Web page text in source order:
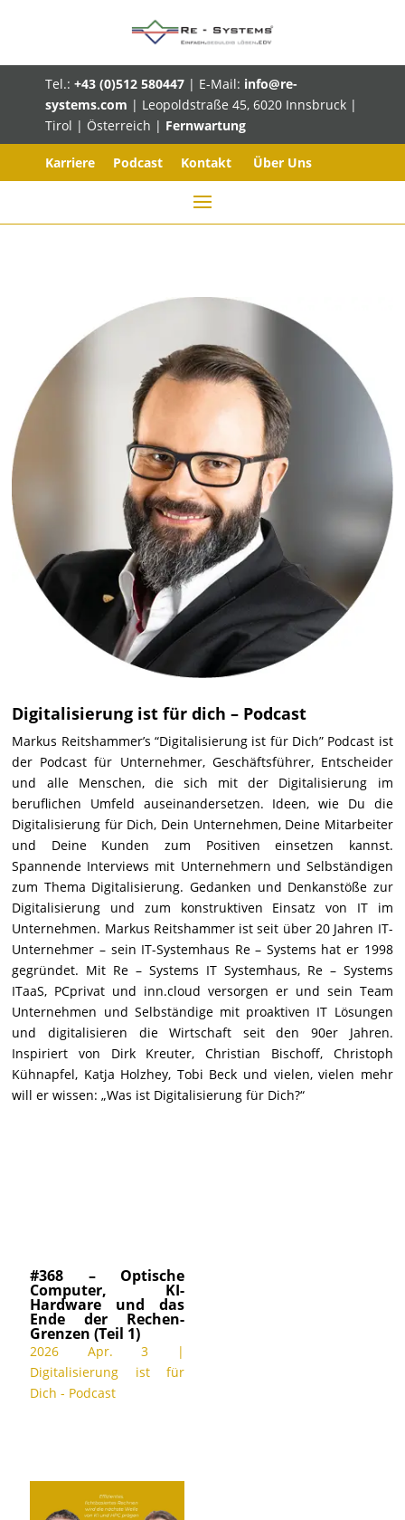
Tel.: +43 (0)512 580447 | E-Mail: info@re-
systems.com | Leopoldstraße 45, 6020 Innsbruck |
Tirol | Österreich | Fernwartung
Karriere Podcast Kontakt Über Uns
Digitalisierung ist für dich – Podcast
Markus Reitshammer’s “Digitalisierung ist für Dich” Podcast ist
der Podcast für Unternehmer, Geschäftsführer, Entscheider
und alle Menschen, die sich mit der Digitalisierung im
beruflichen Umfeld auseinandersetzen. Ideen, wie Du die
Digitalisierung für Dich, Dein Unternehmen, Deine Mitarbeiter
und Deine Kunden zum Positiven einsetzen kannst.
Spannende Interviews mit Unternehmern und Selbständigen
zum Thema Digitalisierung. Gedanken und Denkanstöße zur
Digitalisierung und zum konstruktiven Einsatz von IT im
Unternehmen. Markus Reitshammer ist seit über 20 Jahren IT-
Unternehmer – sein IT-Systemhaus Re – Systems hat er 1998
gegründet. Mit Re – Systems IT Systemhaus, Re – Systems
ITaaS, PCprivat und inn.cloud versorgen er und sein Team
Unternehmen und Selbständige mit proaktiven IT Lösungen
und digitalisieren die Wirtschaft seit den 90er Jahren.
Inspiriert von Dirk Kreuter, Christian Bischoff, Christoph
Kühnapfel, Katja Holzhey, Tobi Beck und vielen, vielen mehr
will er wissen: „Was ist Digitalisierung für Dich?“
#368 – Optische
Computer, KI-
Hardware und das
Ende der Rechen-
Grenzen (Teil 1)
2026 Apr. 3 |
Digitalisierung ist für
Dich - Podcast